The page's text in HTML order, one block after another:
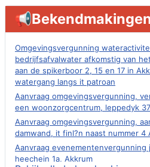
Omgevingsvergunning
bedrijfsafvalwater afkomstig van
aan de spikerboor 2, 15 en 17 in
watergang langs it patroan
Aanvraag omgevingsvergunning,
een woonzorgcentrum, leppedyk
Aanvraag omgevingsvergunning,
damwand, it finl?n naast nummer 4
Aanvraag evenementenvergunning
heechein 1a, Akkrum